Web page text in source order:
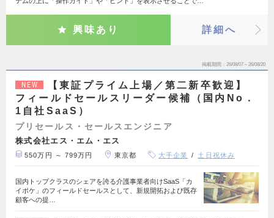
興味あり 詳細へ
掲載期間 26/08/07～26/08/20
NEW
【東証プライム上場／第二新卒歓迎】
フィールドセールスリーダー候補（国内No．
1自社SaaS）
プリセールス・セールスエンジニア
株式会社エス・エム・エス
550万円 ～ 799万円 東京都 大手企業 土日祝休み
国内トップクラスのシェアを誇る介護事業者向けSaaS「カ
イポケ」のフィールドセールスとして、新規開拓および既存
顧客への提…